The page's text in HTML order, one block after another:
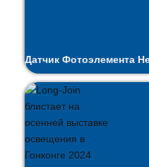
Датчик Фотоэлемента